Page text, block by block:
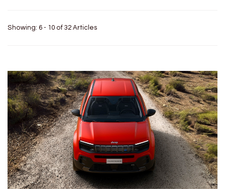
Showing: 6 - 10 of 32 Articles